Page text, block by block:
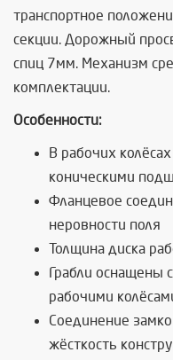
транспортное
секции. Дорожный
спиц 7мм. Механизм
комплектации.
Особенности:
В рабочих
коническими
Фланцевое
неровности поля
Толщина диска
Грабли оснащены
рабочими
Соединение
жёсткость